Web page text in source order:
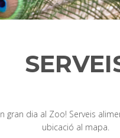
dia al Zoo! Serveis
ubicació al mapa.